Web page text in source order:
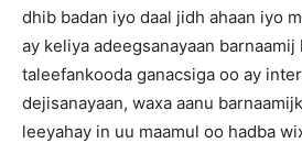
dhib badan iyo daal jidh ahaan iyo
ay keliya adeegsanayaan barnaamij
taleefankooda ganacsiga oo ay
dejisanayaan, waxa aanu
leeyahay in uu maamul oo hadba